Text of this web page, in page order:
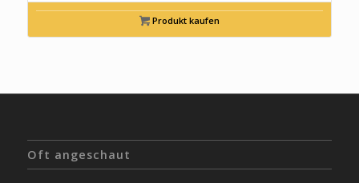
Produkt kaufen
Oft angeschaut